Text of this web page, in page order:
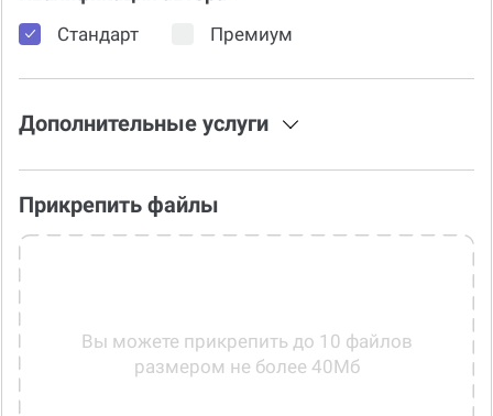
Стандарт Премиум
Дополнительные услуги
Прикрепить файлы
Вы можете прикрепить до 10 файлов
размером не более 40Мб